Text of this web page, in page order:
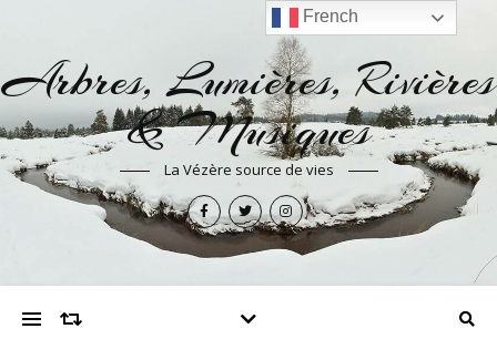
Arbres, Lumières, Rivières
& Musiques
La Vézère source de vies
French